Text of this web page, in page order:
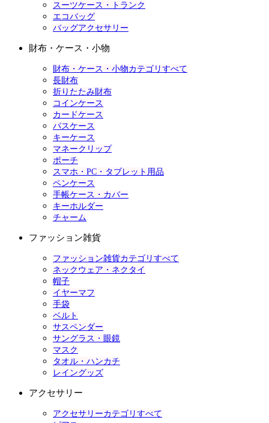
スーツケース・トランク
エコバッグ
バッグアクセサリー
財布・ケース・小物
財布・ケース・小物カテゴリすべて
長財布
折りたたみ財布
コインケース
カードケース
パスケース
キーケース
マネークリップ
ポーチ
スマホ・PC・タブレット用品
ペンケース
手帳ケース・カバー
キーホルダー
チャーム
ファッション雑貨
ファッション雑貨カテゴリすべて
ネックウェア・ネクタイ
帽子
イヤーマフ
手袋
ベルト
サスペンダー
サングラス・眼鏡
マスク
タオル・ハンカチ
レイングッズ
アクセサリー
アクセサリーカテゴリすべて